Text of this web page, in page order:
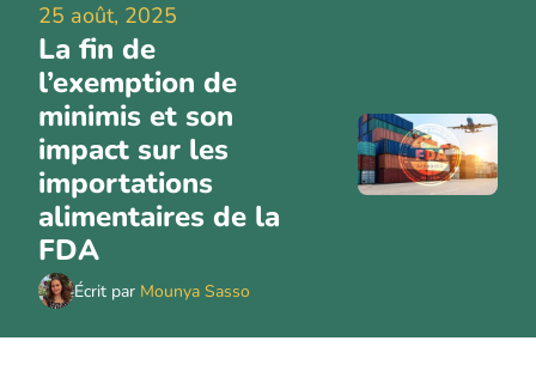
25 août, 2025
La fin de
l’exemption de
minimis et son
impact sur les
importations
alimentaires de la
FDA
Écrit par Mounya Sasso
Ressources
Conditions générales d’utilisation
Politique de confidentialité